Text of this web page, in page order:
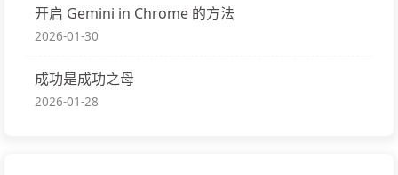
开启 Gemini in Chrome 的方法
2026-01-30
成功是成功之母
2026-01-28